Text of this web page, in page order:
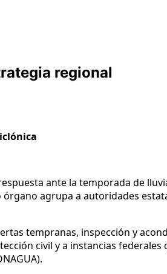
regional
ante la temporada de
agrupa a autoridades
tempranas, inspección y
civil y a instancias